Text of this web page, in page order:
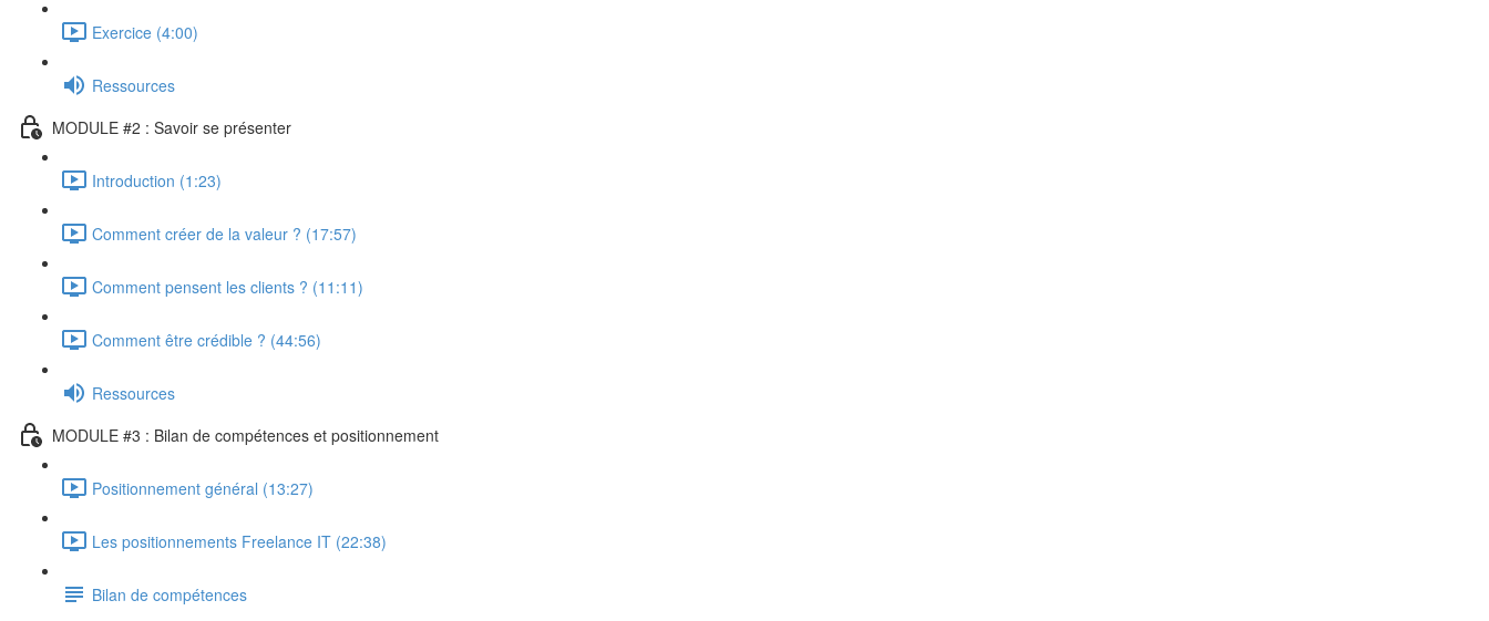
Exercice (4:00)
Ressources
MODULE #2 : Savoir se présenter
Introduction (1:23)
Comment créer de la valeur ? (17:57)
Comment pensent les clients ? (11:11)
Comment être crédible ? (44:56)
Ressources
MODULE #3 : Bilan de compétences et positionnement
Positionnement général (13:27)
Les positionnements Freelance IT (22:38)
Bilan de compétences